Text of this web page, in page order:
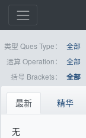
类型 Ques Type： 全部
运算 Operation：
全部
括号 Brackets：
全部
最新 精华
无